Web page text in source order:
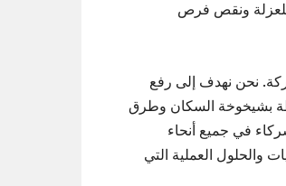
ونقص فرص
نحن نهدف إلى رفع
بشيخوخة السكان وطرق
في جميع أنحاء
والحلول العملية التي